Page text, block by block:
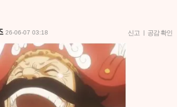
26-06-07 03:18 신고 | 공감 확인